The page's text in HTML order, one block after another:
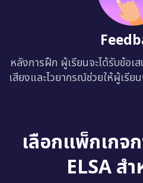
หลังการฝึก ผู้เรียนจะได้รับข้อเ
เสียงและไวยากรณ์ช่วยให้ผู้เรี
เลือกแพ็กเกจ
ELSA ส